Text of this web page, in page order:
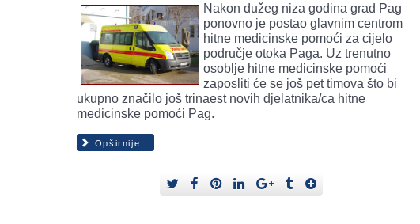
Nakon dužeg niza godina grad Pag
ponovno je postao glavnim centrom
hitne medicinske pomoći za cijelo
područje otoka Paga. Uz trenutno
osoblje hitne medicinske pomoći
zaposliti će se još pet timova što bi
ukupno značilo još trinaest novih djelatnika/ca hitne
medicinske pomoći Pag.
Opširnije...